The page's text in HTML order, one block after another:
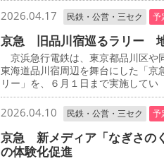
2026.04.17 民鉄・公営・三セク 予
京急 旧品川宿巡るラリー
京浜急行電鉄は、東京都品川区や
東海道品川宿周辺を舞台にした「
リー」を、６月１日まで実施してい
2026.04.10 民鉄・公営・三セク 予
京急 新メディア「なぎさの
の体験化促進